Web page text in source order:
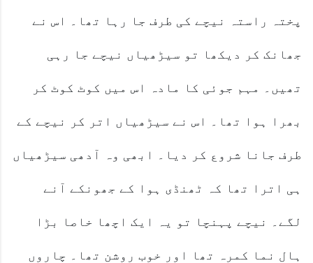
پختہ راستہ نیچے کی طرف جا رہا تھا۔ اس نے
جھانک کر دیکھا تو سیڑھیاں نیچے جا رہی
تھیں۔ مہم جوئی کا مادہ اس میں کوٹ کوٹ کر
بھرا ہوا تھا۔ اس نے سیڑھیاں اتر کر نیچے کے
طرف جانا شروع کر دیا۔ ابھی وہ آدھی سیڑھیاں
ہی اترا تھا کہ ٹھنڈی ہوا کے جھونکے آنے
لگے۔ نیچے پہنچا تو یہ ایک اچھا خاصا بڑا
ہال نما کمرہ تھا اور خوب روشن تھا۔ چاروں